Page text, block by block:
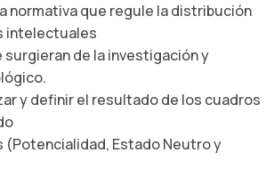
normativa que regule la distribución
intelectuales
de la investigación y
y definir el resultado de los cuadros
(Potencialidad, Estado Neutro y